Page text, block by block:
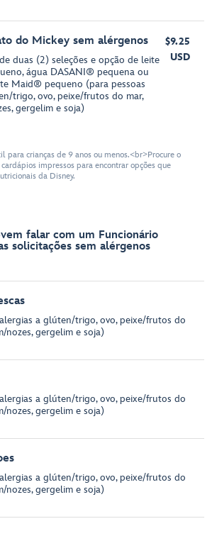
do Mickey sem alérgenos
duas (2) seleções e opção de leite
água DASANI® pequena ou
Maid® pequeno (para pessoas
trigo, ovo, peixe/frutos do mar,
gergelim e soja)
$9.25
USD
para crianças de 9 anos ou menos.<br>Procure o
impressos para encontrar opções que
da Disney.
falar com um Funcionário
solicitações sem alérgenos
a glúten/trigo, ovo, peixe/frutos do
nozes, gergelim e soja)
a glúten/trigo, ovo, peixe/frutos do
nozes, gergelim e soja)
a glúten/trigo, ovo, peixe/frutos do
nozes, gergelim e soja)